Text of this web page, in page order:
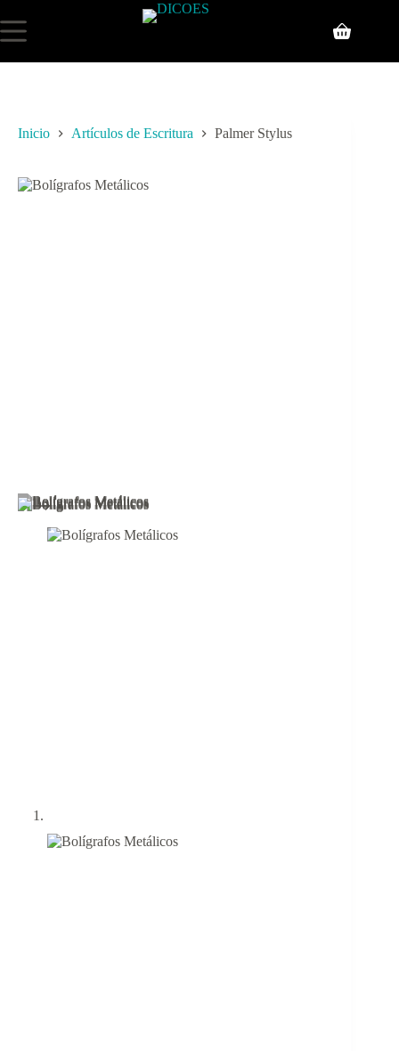
Inicio Artículos de Escritura Palmer Stylus